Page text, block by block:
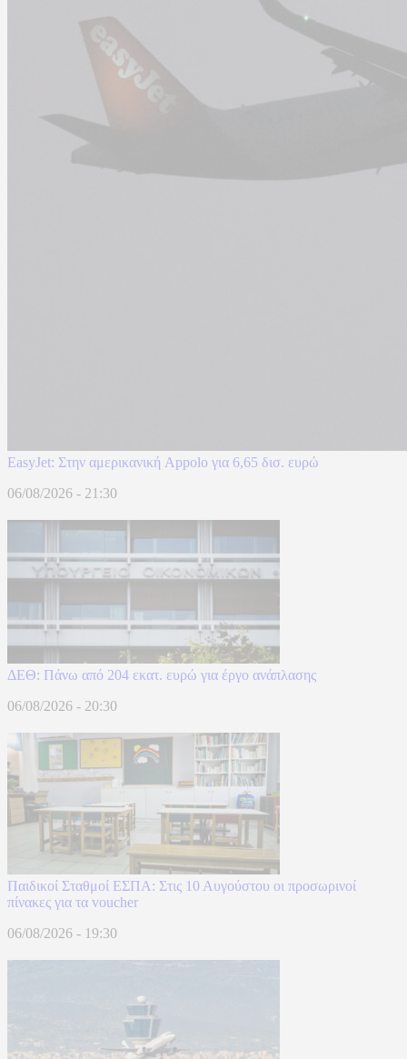
EasyJet: Στην αμερικανική Appolo για 6,65 δισ. ευρώ
06/08/2026 - 21:30
ΔΕΘ: Πάνω από 204 εκατ. ευρώ για έργο ανάπλασης
06/08/2026 - 20:30
Παιδικοί Σταθμοί ΕΣΠΑ: Στις 10 Αυγούστου οι προσωρινοί
πίνακες για τα voucher
06/08/2026 - 19:30